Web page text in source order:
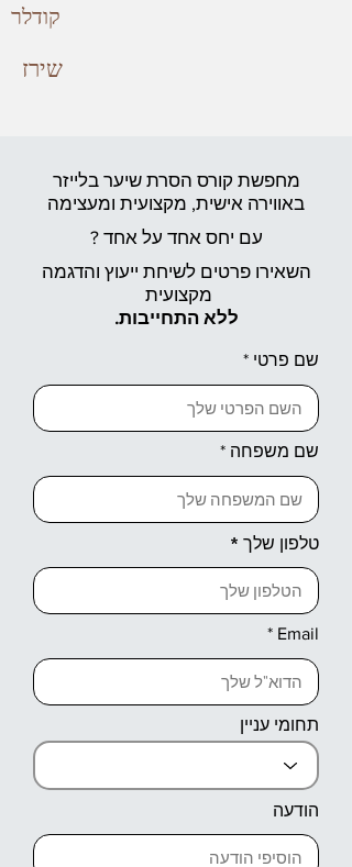
קודלר
שירז
מחפשת קורס הסרת שיער בלייזר
באווירה אישית, מקצועית ומעצימה
עם יחס אחד על אחד ?
השאירו פרטים לשיחת ייעוץ והדגמה
מקצועית
ללא התחייבות.
שם פרטי
שם משפחה
טלפון שלך
Email
תחומי עניין
הודעה